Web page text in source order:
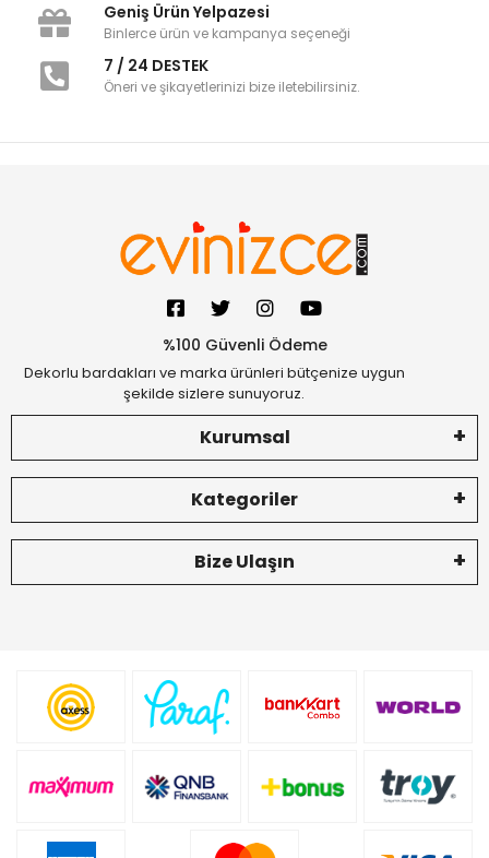
Geniş Ürün Yelpazesi
Binlerce ürün ve kampanya seçeneği
7 / 24 DESTEK
Öneri ve şikayetlerinizi bize iletebilirsiniz.
%100 Güvenli Ödeme
Dekorlu bardakları ve marka ürünleri bütçenize uygun
şekilde sizlere sunuyoruz.
Kurumsal
Kategoriler
Bize Ulaşın